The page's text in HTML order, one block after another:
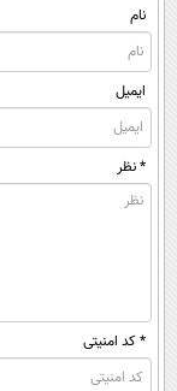
نام
ایمیل
* نظر
* کد امنیتی